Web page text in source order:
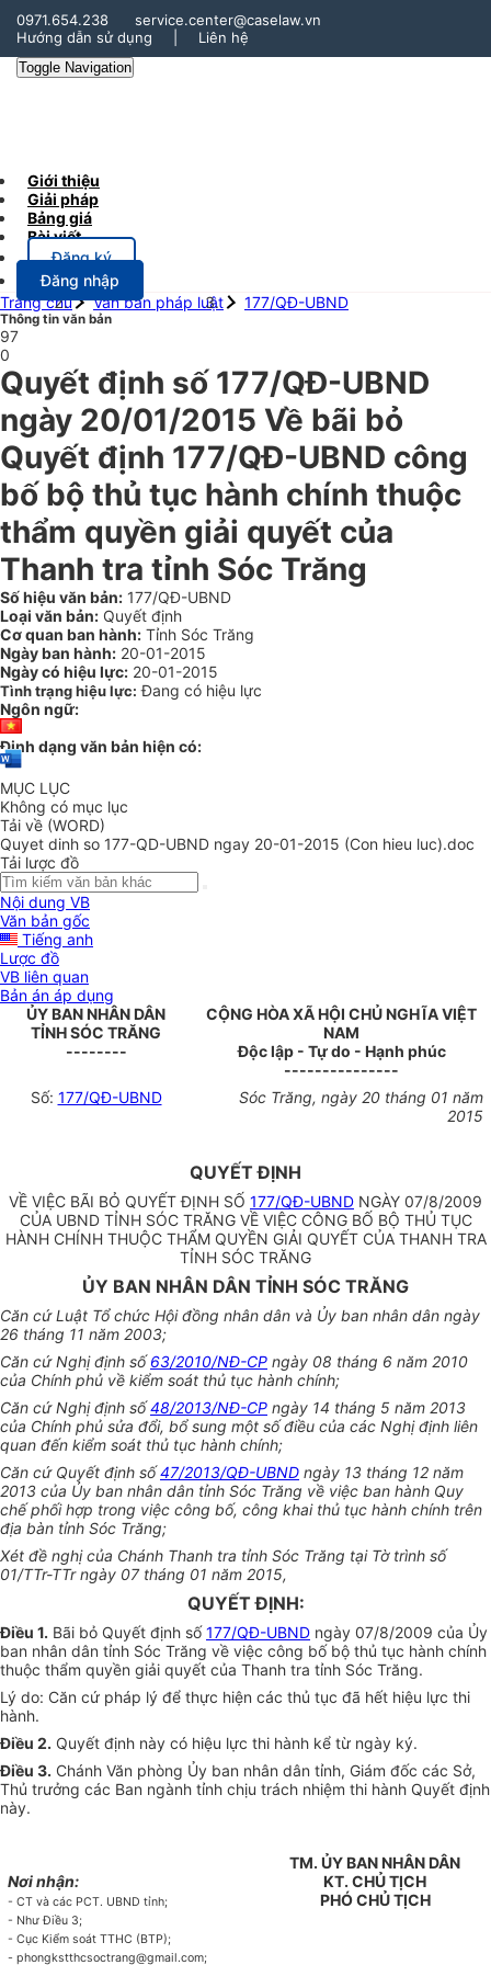
0971.654.238
service.center@caselaw.vn
Hướng dẫn sử dụng
Liên hệ
Toggle Navigation
Giới thiệu
Giải pháp
Bảng giá
Bài viết
Đăng ký
Đăng nhập
Trang chủ
Văn bản pháp luật 177/QĐ-UBND
Thông tin văn bản
97
0
Quyết định số 177/QĐ-UBND
ngày 20/01/2015 Về bãi bỏ
Quyết định 177/QĐ-UBND công
bố bộ thủ tục hành chính thuộc
thẩm quyền giải quyết của
Thanh tra tỉnh Sóc Trăng
Số hiệu văn bản: 177/QĐ-UBND
Loại văn bản: Quyết định
Cơ quan ban hành: Tỉnh Sóc Trăng
Ngày ban hành: 20-01-2015
Ngày có hiệu lực: 20-01-2015
Tình trạng hiệu lực: Đang có hiệu lực
Ngôn ngữ:
Định dạng văn bản hiện có:
MỤC LỤC
Không có mục lục
Tải về (WORD)
Quyet dinh so 177-QD-UBND ngay 20-01-2015 (Con hieu luc).doc
Tải lược đồ
Nội dung VB
Văn bản gốc
Tiếng anh
Lược đồ
VB liên quan
Bản án áp dụng
ỦY BAN NHÂN DÂN
TỈNH SÓC TRĂNG
--------
CỘNG HÒA XÃ HỘI CHỦ NGHĨA VIỆT
NAM
Độc lập - Tự do - Hạnh phúc
---------------
Số: 177/QĐ-UBND
Sóc Trăng, ngày 20 tháng 01 năm
2015
QUYẾT ĐỊNH
VỀ VIỆC BÃI BỎ QUYẾT ĐỊNH SỐ 177/QĐ-UBND NGÀY 07/8/2009
CỦA UBND TỈNH SÓC TRĂNG VỀ VIỆC CÔNG BỐ BỘ THỦ TỤC
HÀNH CHÍNH THUỘC THẨM QUYỀN GIẢI QUYẾT CỦA THANH TRA
TỈNH SÓC TRĂNG
ỦY BAN NHÂN DÂN TỈNH SÓC TRĂNG
Căn cứ Luật Tổ chức Hội đồng nhân dân và Ủy ban nhân dân ngày
26 tháng 11 năm 2003;
Căn cứ Nghị định số63/2010/NĐ-CP ngày 08 tháng 6 năm 2010
của Chính phủ về kiểm soát thủ tục hành chính;
Căn cứ Nghị định số48/2013/NĐ-CP ngày 14 tháng 5 năm 2013
của Chính phủ sửa đổi, bổ sung một số điều của các Nghị định liên
quan đến kiểm soát thủ tục hành chính;
Căn cứ Quyết định số47/2013/QĐ-UBND ngày 13 tháng 12 năm
2013 của Ủy ban nhân dân tỉnh Sóc Trăng về việc ban hành Quy
chế phối hợp trong việc công bố, công khai thủ tục hành chính trên
địa bàn tỉnh Sóc Trăng;
Xét đề nghị của Chánh Thanh tra tỉnh Sóc Trăng tại Tờ trình số
01/TTr-TTr ngày 07 tháng 01 năm 2015,
QUYẾT ĐỊNH:
Điều 1. Bãi bỏ Quyết định số177/QĐ-UBND ngày 07/8/2009 của Ủy
ban nhân dân tỉnh Sóc Trăng về việc công bố bộ thủ tục hành chính
thuộc thẩm quyền giải quyết của Thanh tra tỉnh Sóc Trăng.
Lý do: Căn cứ pháp lý để thực hiện các thủ tục đã hết hiệu lực thi
hành.
Điều 2. Quyết định này có hiệu lực thi hành kể từ ngày ký.
Điều 3. Chánh Văn phòng Ủy ban nhân dân tỉnh, Giám đốc các Sở,
Thủ trưởng các Ban ngành tỉnh chịu trách nhiệm thi hành Quyết định
này.
Nơi nhận:
- CT và các PCT. UBND tỉnh;
- Như Điều 3;
- Cục Kiểm soát TTHC (BTP);
- phongkstthcsoctrang@gmail.com;
TM. ỦY BAN NHÂN DÂN
KT. CHỦ TỊCH
PHÓ CHỦ TỊCH